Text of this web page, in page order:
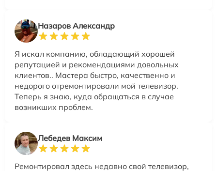
Назаров Александр
Я искал компанию, обладающий хорошей
репутацией и рекомендациями довольных
клиентов.. Мастера быстро, качественно и
недорого отремонтировали мой телевизор.
Теперь я знаю, куда обращаться в случае
возникших проблем.
Лебедев Максим
Ремонтировал здесь недавно свой телевизор,